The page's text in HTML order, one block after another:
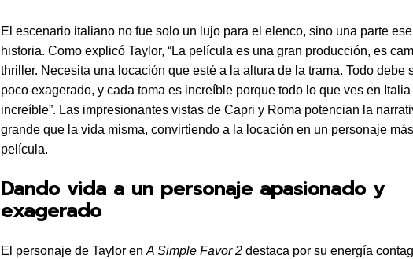
El escenario italiano no fue solo un lujo para el elenco, sino una parte
historia. Como explicó Taylor, “La película es una gran producción, es
thriller. Necesita una locación que esté a la altura de la trama. Todo debe
poco exagerado, y cada toma es increíble porque todo lo que ves en Italia
increíble”. Las impresionantes vistas de Capri y Roma potencian la
grande que la vida misma, convirtiendo a la locación en un personaje
película.
Dando vida a un personaje apasionado y
exagerado
El personaje de Taylor en A Simple Favor 2 destaca por su energía